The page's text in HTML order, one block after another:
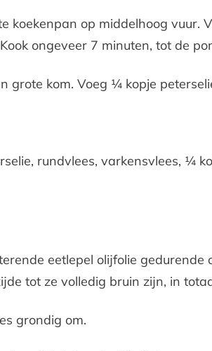
op middelhoog vuur.
ongeveer 7 minuten, tot de
kom. Voeg ¼ kopje
rundvlees, varkensvlees, ¼
eetlepel olijfolie gedurende
tot ze volledig bruin zijn, in
grondig om.